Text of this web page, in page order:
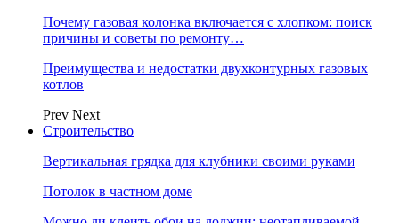
Почему газовая колонка включается с хлопком: поиск
причины и советы по ремонту…
Преимущества и недостатки двухконтурных газовых
котлов
Prev Next
Строительство
Вертикальная грядка для клубники своими руками
Потолок в частном доме